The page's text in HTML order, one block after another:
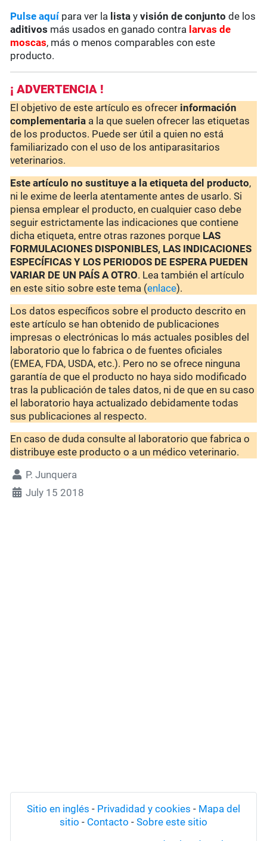
Pulse aquípara ver la lista yvisión de conjunto de los
aditivos más usados en ganado contra larvas de
moscas, más o menos comparables con este
producto.
¡ ADVERTENCIA !
El objetivo de este artículo es ofrecer información
complementaria a la que suelen ofrecer las etiquetas
de los productos. Puede ser útil a quien no está
familiarizado con el uso de los antiparasitarios
veterinarios.
Este artículo no sustituye a la etiqueta del producto,
ni le exime de leerla atentamente antes de usarlo. Si
piensa emplear el producto, en cualquier caso debe
seguir estrictamente las indicaciones que contiene
dicha etiqueta, entre otras razones porque LAS
FORMULACIONES DISPONIBLES, LAS INDICACIONES
ESPECÍFICAS Y LOS PERIODOS DE ESPERA PUEDEN
VARIAR DE UN PAÍS A OTRO. Lea también el artículo
en este sitio sobre este tema (enlace).
Los datos específicos sobre el producto descrito en
este artículo se han obtenido de publicaciones
impresas o electrónicas lo más actuales posibles del
laboratorio que lo fabrica o de fuentes oficiales
(EMEA, FDA, USDA, etc.). Pero no se ofrece ninguna
garantía de que el producto no haya sido modificado
tras la publicación de tales datos, ni de que en su caso
el laboratorio haya actualizado debidamente todas
sus publicaciones al respecto.
En caso de duda consulte al laboratorio que fabrica o
distribuye este producto o a un médico veterinario.
P. Junquera
July 15 2018
Sitio en inglés - Privadidad y cookies - Mapa del
sitio - Contacto - Sobre este sitio